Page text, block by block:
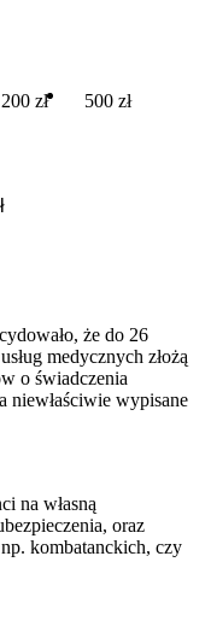
200 zł 500 zł
że do 26
medycznych złożą
o świadczenia
niewłaściwie wypisane
na własną
oraz
kombatanckich, czy